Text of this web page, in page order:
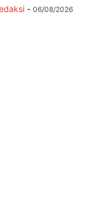
- 06/08/2026